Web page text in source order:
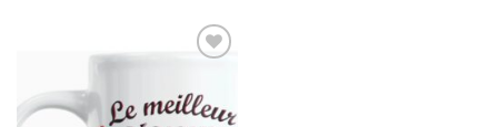
À LA
LISTE